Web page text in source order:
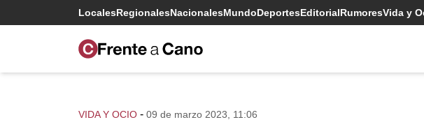
LocalesRegionalesNacionalesMundoDeportesEditorialRumoresVida y
VIDA Y OCIO - 09 de marzo 2023, 11:06